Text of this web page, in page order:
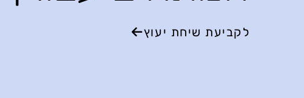
לקביעת שיחת יעוץ